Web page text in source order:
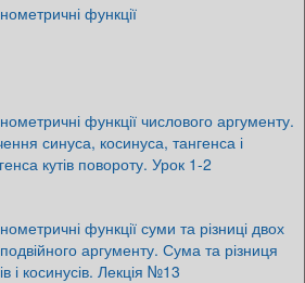
функції
функції числового аргументу.
синуса, косинуса, тангенса і
кутів повороту. Урок 1-2
функції суми та різниці двох
подвійного аргументу. Сума та різниця
і косинусів. Лекція №13